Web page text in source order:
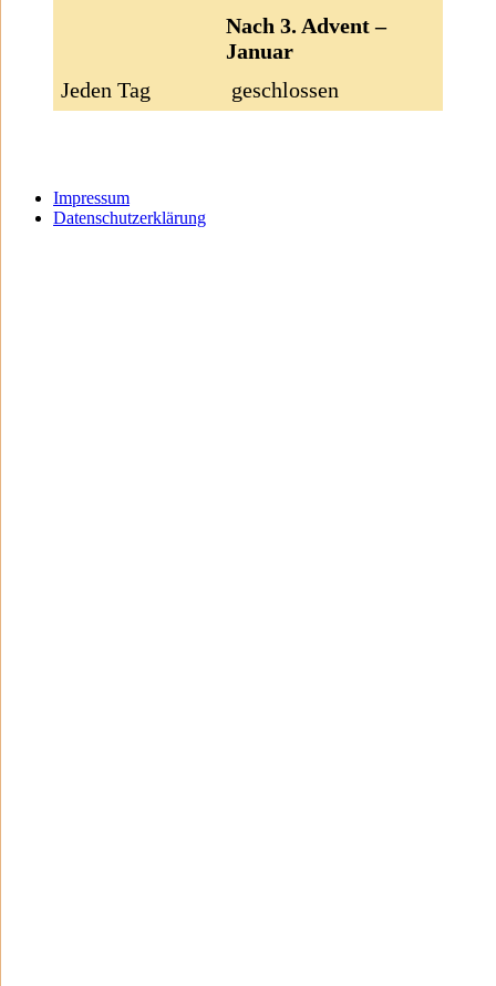
Nach 3. Advent –
Januar
Jeden Tag
geschlossen
Impressum
Datenschutzerklärung